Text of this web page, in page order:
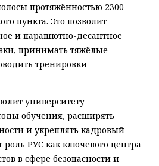
протяжённостью 2300
пункта. Это позволит
и парашютно-десантное
принимать тяжёлые
тренировки
университету
обучения, расширять
и укреплять кадровый
роль РУС как ключевого центра
в сфере безопасности и